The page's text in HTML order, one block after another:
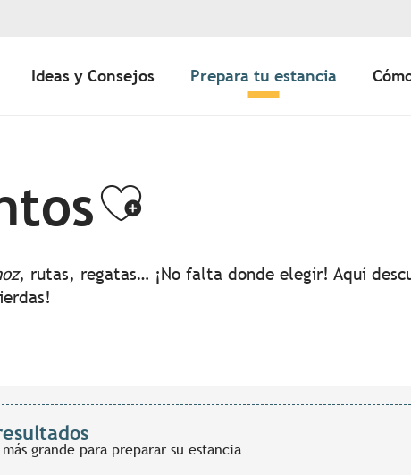
Ideas y Consejos Prepara tu estancia
Ajouter aux
, rutas, regatas… ¡No falta donde elegir! Aquí
grande para preparar su estancia